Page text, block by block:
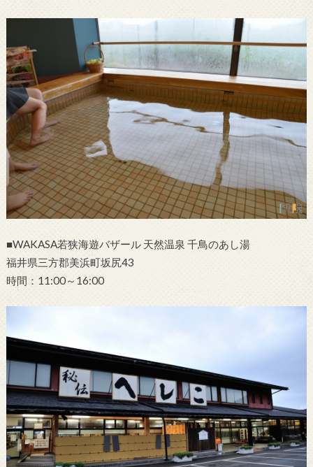
■WAKASA若狭海遊バザール 天然温泉 千鳥のあし湯
福井県三方郡美浜町坂尻43
時間：11:00～16:00